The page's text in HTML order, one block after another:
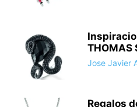
THOMAS
Jose Javier
Regalos